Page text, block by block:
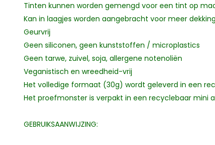
Tinten kunnen worden gemengd voor een tint op
Kan in laagjes worden aangebracht voor meer dekking
Geurvrij
Geen siliconen, geen kunststoffen / microplastics
Geen tarwe, zuivel, soja, allergene notenoliën
Veganistisch en wreedheid-vrij
Het volledige formaat (30g) wordt geleverd in een
Het proefmonster is verpakt in een recyclebaar mini
GEBRUIKSAANWIJZING: